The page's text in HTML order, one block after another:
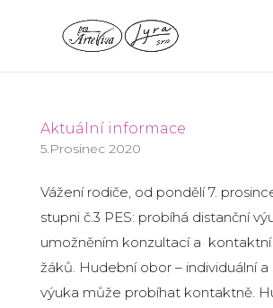
Aktuální informace
5.Prosinec 2020
Vážení rodiče, od pondělí 7.
stupni č.3 PES: probíhá distanční
umožněním konzultací a kontaktní
žáků. Hudební obor – individuální a
výuka může probíhat kontaktně.